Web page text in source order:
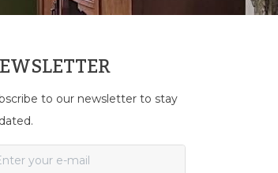
to our newsletter to stay